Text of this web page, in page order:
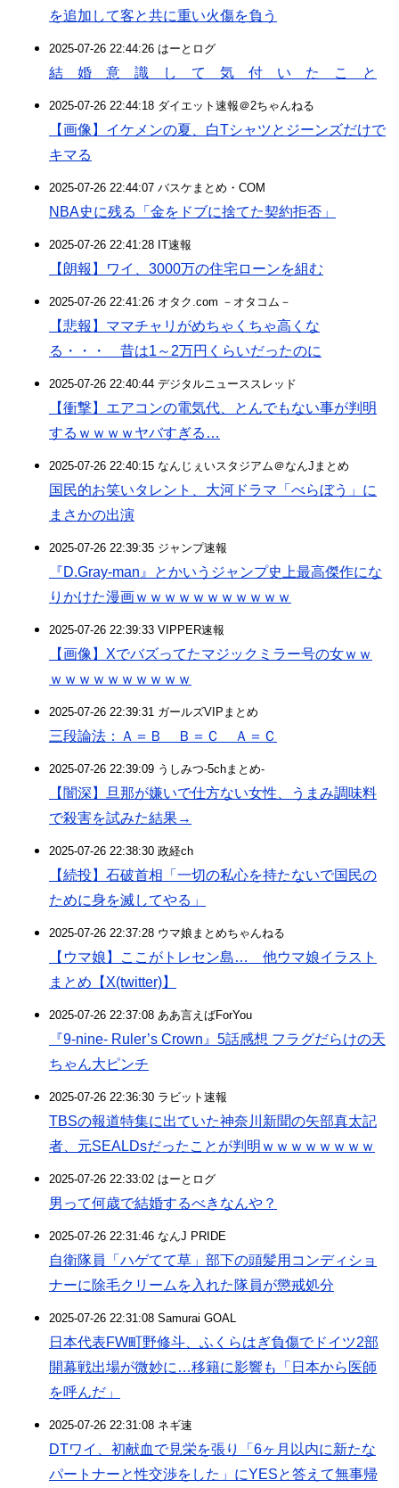
を追加して客と共に重い火傷を負う
2025-07-26 22:44:26 はーとログ
結 婚 意 識 し て 気 付 い た こ と
2025-07-26 22:44:18 ダイエット速報＠2ちゃんねる
【画像】イケメンの夏、白Tシャツとジーンズだけで
キマる
2025-07-26 22:44:07 バスケまとめ・COM
NBA史に残る「金をドブに捨てた契約拒否」
2025-07-26 22:41:28 IT速報
【朗報】ワイ、3000万の住宅ローンを組む
2025-07-26 22:41:26 オタク.com －オタコム－
【悲報】ママチャリがめちゃくちゃ高くな
る・・・ 昔は1～2万円くらいだったのに
2025-07-26 22:40:44 デジタルニューススレッド
【衝撃】エアコンの電気代、とんでもない事が判明
するｗｗｗｗヤバすぎる…
2025-07-26 22:40:15 なんじぇいスタジアム＠なんJまとめ
国民的お笑いタレント、大河ドラマ「べらぼう」に
まさかの出演
2025-07-26 22:39:35 ジャンプ速報
『D.Gray-man』とかいうジャンプ史上最高傑作にな
りかけた漫画ｗｗｗｗｗｗｗｗｗｗｗ
2025-07-26 22:39:33 VIPPER速報
【画像】Xでバズってたマジックミラー号の女ｗｗ
ｗｗｗｗｗｗｗｗｗｗ
2025-07-26 22:39:31 ガールズVIPまとめ
三段論法：Ａ＝Ｂ Ｂ＝Ｃ Ａ＝Ｃ
2025-07-26 22:39:09 うしみつ-5chまとめ-
【闇深】旦那が嫌いで仕方ない女性、うまみ調味料
で殺害を試みた結果→
2025-07-26 22:38:30 政経ch
【続投】石破首相「一切の私心を持たないで国民の
ために身を滅してやる」
2025-07-26 22:37:28 ウマ娘まとめちゃんねる
【ウマ娘】ここがトレセン島… 他ウマ娘イラスト
まとめ【X(twitter)】
2025-07-26 22:37:08 ああ言えばForYou
『9-nine- Ruler’s Crown』5話感想 フラグだらけの天
ちゃん大ピンチ
2025-07-26 22:36:30 ラビット速報
TBSの報道特集に出ていた神奈川新聞の矢部真太記
者、元SEALDsだったことが判明ｗｗｗｗｗｗｗｗ
2025-07-26 22:33:02 はーとログ
男って何歳で結婚するべきなんや？
2025-07-26 22:31:46 なんJ PRIDE
自衛隊員「ハゲてて草」部下の頭髪用コンディショ
ナーに除毛クリームを入れた隊員が懲戒処分
2025-07-26 22:31:08 Samurai GOAL
日本代表FW町野修斗、ふくらはぎ負傷でドイツ2部
開幕戦出場が微妙に…移籍に影響も「日本から医師
を呼んだ」
2025-07-26 22:31:08 ネギ速
DTワイ、初献血で見栄を張り「6ヶ月以内に新たな
パートナーと性交渉をした」にYESと答えて無事帰